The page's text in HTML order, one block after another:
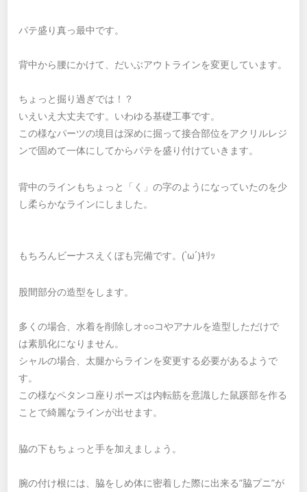
パテ盛り真っ最中です。
背中から腰にかけて、だいぶアウトラインを変更しています。
ちょっと掘り過ぎでは！？
いえいえ大丈夫です。いわゆる基礎工事です。
この様なパーツの境目は深めに掘って接合部位をアクリルレジ
ンで固めて一体にしてからパテを盛り付けていきます。
背中のラインもちょっと「く」の字のようになっていたのを少
し柔らかなラインにしました。
もちろんビーナスえくぼも完備です。(`ω´)ｷﾘｯ
股間部分の造型をします。
多くの場合、水着を削除しオ○○コやアナルを造型しただけで
は素肌化になりません。
シャルの場合、太腿からラインを変更する必要があるようで
す。
この様なペタンコ座りポーズは内転筋を意識した鼠蹊部を作る
ことで綺麗なラインが出せます。
脇の下もちょっと手を加えましょう。
腕の付け根には、脇をしめ体に密着した際に出来る”脇プニ”が